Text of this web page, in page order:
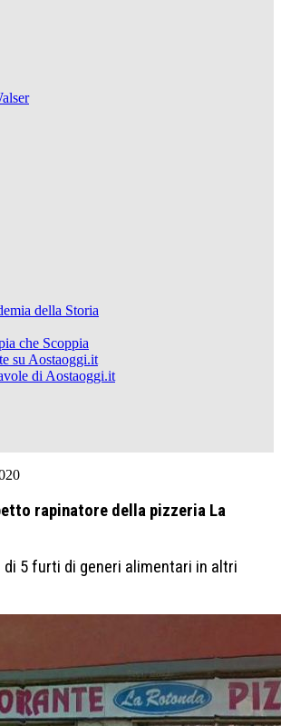
della Storia
che Scoppia
su Aostaoggi.it
di Aostaoggi.it
rapinatore della pizzeria La
di 5 furti di generi alimentari in altri